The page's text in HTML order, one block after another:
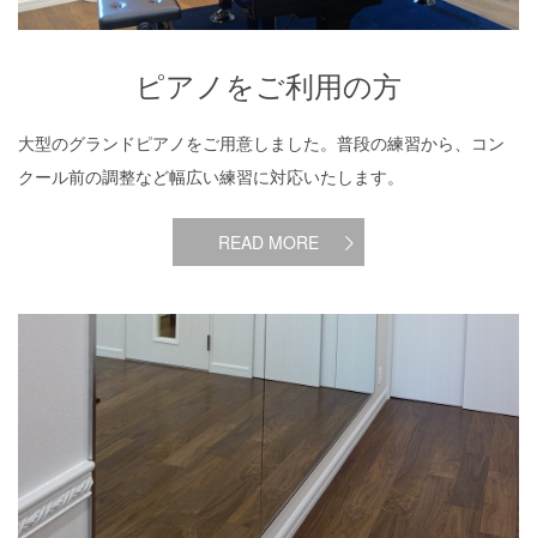
ピアノをご利用の方
大型のグランドピアノをご用意しました。普段の練習から、コン
クール前の調整など幅広い練習に対応いたします。
READ MORE